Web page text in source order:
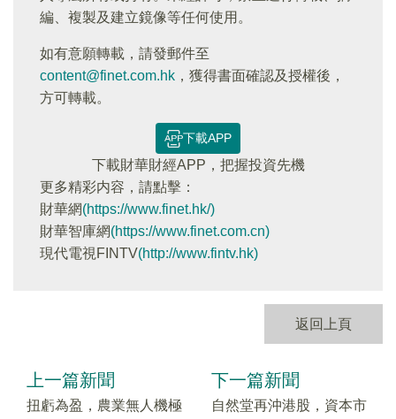
編、複製及建立鏡像等任何使用。
如有意願轉載，請發郵件至
content@finet.com.hk ，獲得書面確認及授權後，
方可轉載。
下載APP
下載財華財經APP，把握投資先機
更多精彩内容，請點擊：
財華網(https://www.finet.hk/)
財華智庫網(https://www.finet.com.cn)
現代電視FINTV(http://www.fintv.hk)
返回上頁
上一篇新聞
扭虧為盈，農業無人機極
下一篇新聞
自然堂再沖港股，資本市